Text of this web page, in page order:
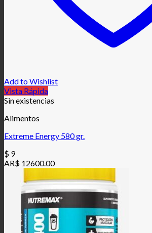
Add to Wishlist
Vista Rápida
Sin existencias
Alimentos
Extreme Energy 580 gr.
$ 9
AR$ 12600.00